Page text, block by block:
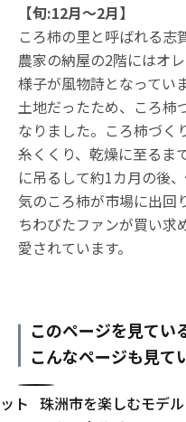
【旬:12月〜2月】
ころ柿の里と呼ばれる志
農家の納屋の2階にはオ
様子が風物詩となってい
土地だったため、ころ柿
なりました。ころ柿づく
糸くくり、乾燥に至るま
に吊るして約1カ月の後
気のころ柿が市場に出回
ちわびたファンが買い求
愛されています。
このページを見てい
こんなページも見て
ト 珠洲市を楽しむモデ